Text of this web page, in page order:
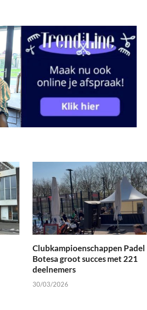
Clubkampioenschappen Padel
Botesa groot succes met 221
deelnemers
30/03/2026